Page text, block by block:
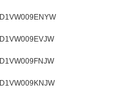
D1VW009ENYW
D1VW009EVJW
D1VW009FNJW
D1VW009KNJW